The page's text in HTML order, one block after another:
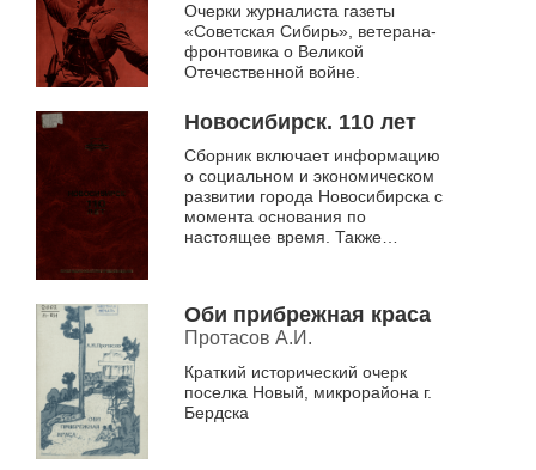
Очерки журналиста газеты
«Советская Сибирь», ветерана-
фронтовика о Великой
Отечественной войне.
Новосибирск. 110 лет
Сборник включает информацию
о социальном и экономическом
развитии города Новосибирска с
момента основания по
настоящее время. Также
Оби прибрежная краса
Протасов А.И.
Краткий исторический очерк
поселка Новый, микрорайона г.
Бердска